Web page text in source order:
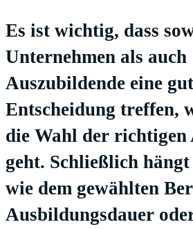
Es ist wichtig, dass
Unternehmen als auch
Auszubildende eine
Entscheidung treffen,
die Wahl der richtigen
geht. Schließlich
wie dem gewählten
Ausbildungsdauer